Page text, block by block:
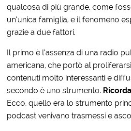
qualcosa di più grande, come
un’unica famiglia, e il fenomeno
grazie a due fattori.
Il primo è l’assenza di una radio
americana, che portò al
contenuti molto interessanti e
secondo è uno strumento.
Ecco, quello era lo strumento
podcast venivano trasmessi e